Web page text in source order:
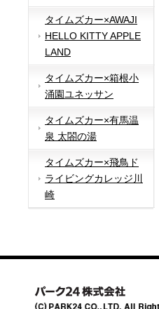
タイムズカー×AWAJI
HELLO KITTY APPLE
LAND
タイムズカー×箱根小
涌園ユネッサン
タイムズカー×有馬温
泉 太閤の湯
タイムズカー×飛鳥ド
ライビングカレッジ川
崎